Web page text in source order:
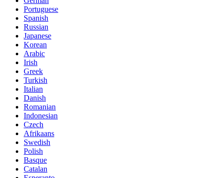
Portuguese
Spanish
Russian
Japanese
Korean
Arabic
Irish
Greek
Turkish
Italian
Danish
Romanian
Indonesian
Czech
Afrikaans
Swedish
Polish
Basque
Catalan